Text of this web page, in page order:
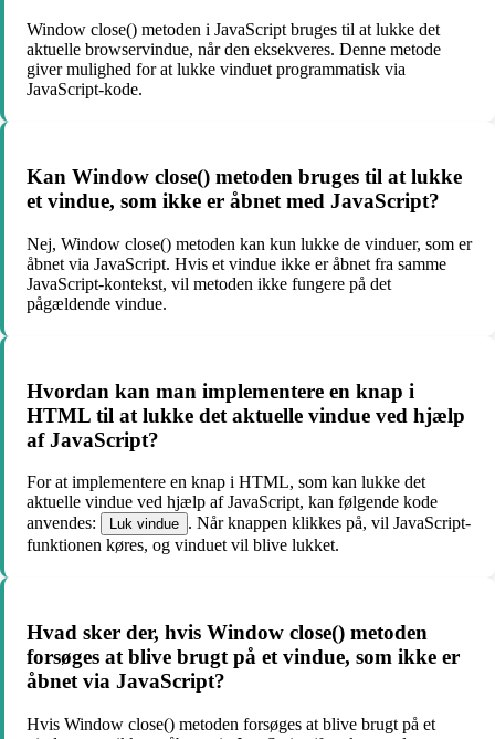
Window close() metoden i JavaScript bruges til at lukke det
aktuelle browservindue, når den eksekveres. Denne metode
giver mulighed for at lukke vinduet programmatisk via
JavaScript-kode.
Kan Window close() metoden bruges til at lukke
et vindue, som ikke er åbnet med JavaScript?
Nej, Window close() metoden kan kun lukke de vinduer, som er
åbnet via JavaScript. Hvis et vindue ikke er åbnet fra samme
JavaScript-kontekst, vil metoden ikke fungere på det
pågældende vindue.
Hvordan kan man implementere en knap i
HTML til at lukke det aktuelle vindue ved hjælp
af JavaScript?
For at implementere en knap i HTML, som kan lukke det
aktuelle vindue ved hjælp af JavaScript, kan følgende kode
anvendes:
Luk vindue . Når knappen klikkes på, vil JavaScript-
funktionen køres, og vinduet vil blive lukket.
Hvad sker der, hvis Window close() metoden
forsøges at blive brugt på et vindue, som ikke er
åbnet via JavaScript?
Hvis Window close() metoden forsøges at blive brugt på et